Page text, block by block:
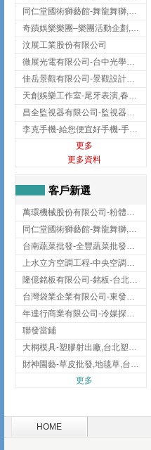
同仁堂國術獅藝館-舞龍舞獅,台中舞龍舞獅
奇蹟娛樂樂團–樂團活動企劃,台中樂團表演,台中婚禮樂團
汶展工業股份有限公司
微展光電有限公司-台中光學鍍膜,optical filter taiwan,台灣光學鍍膜
佳岳景觀有限公司-景觀設計公司,台北景觀設計,台北景觀工程,中山區景觀設計
天創娛樂工作室-尾牙表演,春酒表演,板橋尾牙表演
昌全監視器有限公司-監視器安裝,高雄監視器安裝,鳳山區監視器安裝
李克手機-給您便宜好手機-手機收購,屏東手機收購
更多
更多資料
客戶新選
萬環機械股份有限公司-粉體塗裝設備,輸送機,輸送機設備,台南輸送機
同仁堂國術獅藝館-舞龍舞獅,台中舞龍舞獅
台南蔬菜批發-全豐蔬菜批發專送/台南蔬菜箱宅配到府
上水立方空調工程-中央空調規劃,台北中央空調規劃
隆億銘板有限公司-銘板-台北銘板-板橋銘板
台灣袋業企業有限公司-東發企業社/台中太空袋/太空包
年達行商業有限公司-冷媒探漏儀,壓力錶組,真空泵浦,台北冷凍空調材料
聯發當鋪
大桐模具-塑膠射出廠,台北塑膠射出廠
財神園藝-草皮批發,地毯草,台北草,彰化地毯草,彰化台北草
更多
HOME